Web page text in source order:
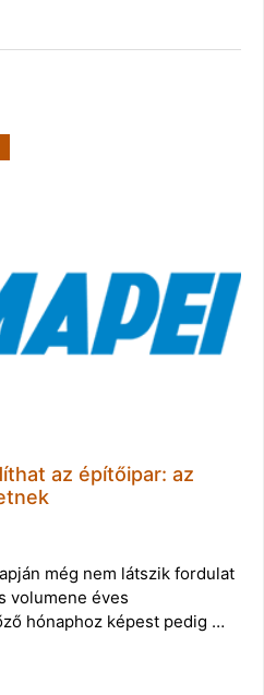
az építőipar: az
még nem látszik fordulat
volumene éves
hónaphoz képest pedig …